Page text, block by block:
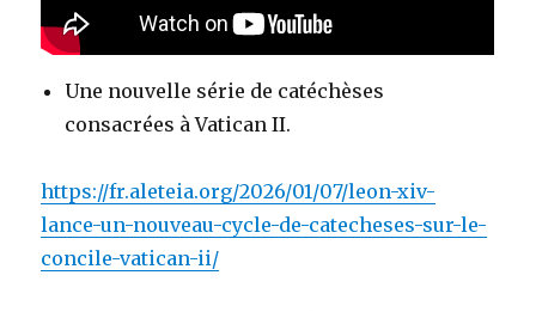
Une nouvelle série de catéchèses
consacrées à Vatican II.
https://fr.aleteia.org/2026/01/07/leon-xiv-
lance-un-nouveau-cycle-de-catecheses-sur-le-
concile-vatican-ii/